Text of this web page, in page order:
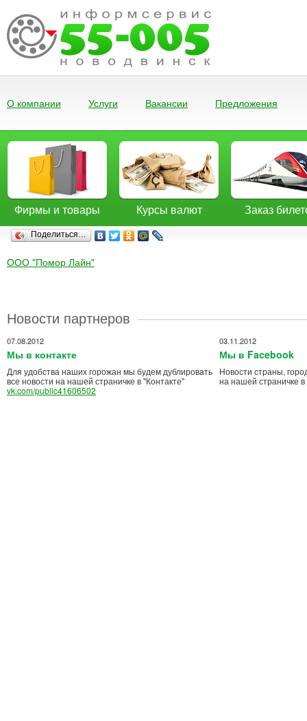
О компании Услуги Вакансии Предложения
Фирмы и товары Курсы валют Заказ
Поделиться…
ООО "Помор Лайн"
Новости партнеров
07.08.2012
Мы в контакте
Для удобства наших горожан мы будем дублировать
все новости на нашей страничке в "Контакте"
vk.com/public41606502
03.11.2012
Мы в Facebook
Новости страны,
на нашей страничке в